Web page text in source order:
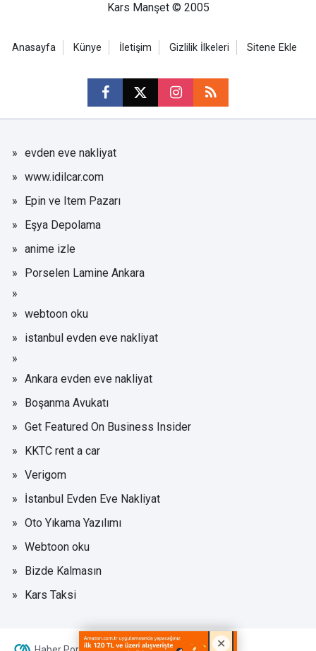
Kars Manşet © 2005
Anasayfa Künye İletişim Gizlilik İlkeleri Sitene Ekle
evden eve nakliyat
www.idilcar.com
Epin ve Item Pazarı
Eşya Depolama
anime izle
Porselen Lamine Ankara
webtoon oku
istanbul evden eve nakliyat
Ankara evden eve nakliyat
Boşanma Avukatı
Get Featured On Business Insider
KKTC rent a car
Verigom
İstanbul Evden Eve Nakliyat
Oto Yıkama Yazılımı
Webtoon oku
Bizde Kalmasın
Kars Taksi